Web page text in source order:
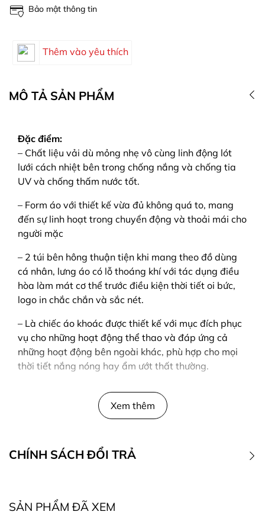
Bảo mật thông tin
Thêm vào yêu thích
MÔ TẢ SẢN PHẨM
Đặc điểm:
– Chất liệu vải dù mỏng nhẹ vô cùng linh động lót
lưới cách nhiệt bên trong chống nắng và chống tia
UV và chống thấm nước tốt.
– Form áo với thiết kế vừa đủ không quá to, mang
đến sự linh hoạt trong chuyển động và thoải mái cho
người mặc
– 2 túi bên hông thuận tiện khi mang theo đồ dùng
cá nhân, lưng áo có lỗ thoáng khí với tác dụng điều
hòa làm mát cơ thể trước điều kiện thời tiết oi bức,
logo in chắc chắn và sắc nét.
– Là chiếc áo khoác được thiết kế với mục đích phục
vụ cho những hoạt động thể thao và đáp ứng cả
những hoạt động bên ngoài khác, phù hợp cho mọi
thời tiết nắng nóng hay ẩm ướt thất thường.
Xem thêm
CHÍNH SÁCH ĐỔI TRẢ
* Điều kiện bắt buộc khi đổi, trả hàng:
SẢN PHẨM ĐÃ XEM